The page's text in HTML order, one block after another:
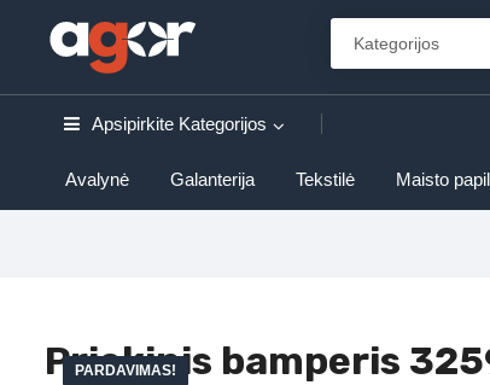
Apsipirkite Kategorijos
Avalynė Galanterija Tekstilė Maisto
Priekinis bamperis
PARDAVIMAS!